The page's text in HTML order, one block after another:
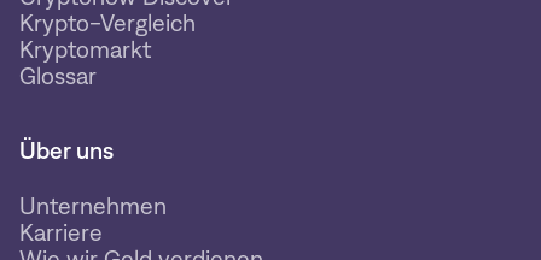
Krypto-Vergleich
Kryptomarkt
Glossar
Über uns
Unternehmen
Karriere